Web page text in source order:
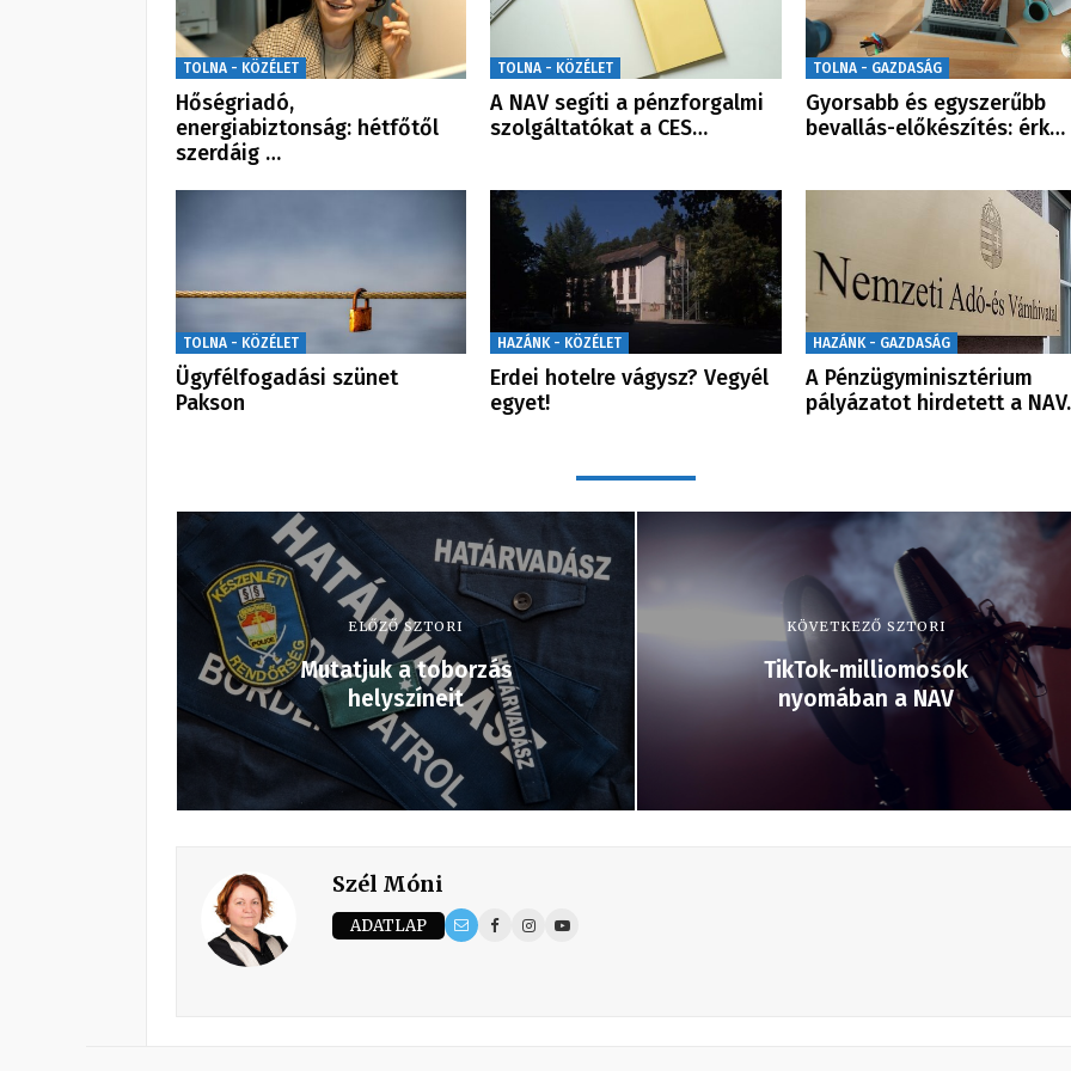
TOLNA - KÖZÉLET
Hőségriadó,
energiabiztonság: hétfőtől
szerdáig …
TOLNA - KÖZÉLET
A NAV segíti a pénzforgalmi
szolgáltatókat a CES…
TOLNA - GAZDASÁG
Gyorsabb és egyszerűbb
bevallás-előkészítés: érk…
TOLNA - KÖZÉLET
Ügyfélfogadási szünet
Pakson
HAZÁNK - KÖZÉLET
Erdei hotelre vágysz? Vegyél
egyet!
HAZÁNK - GAZDASÁG
A Pénzügyminisztérium
pályázatot hirdetett a
ELŐZŐ SZTORI
Mutatjuk a toborzás
helyszíneit
KÖVETKEZŐ SZTORI
TikTok-milliomosok
nyomában a NAV
Szél Móni
ADATLAP